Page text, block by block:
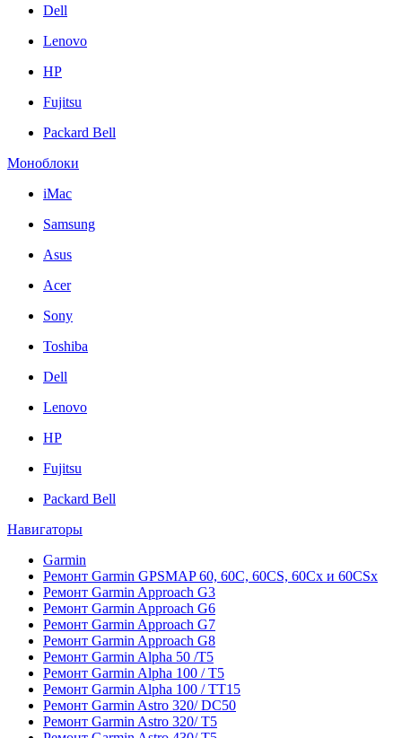
Dell
Lenovo
HP
Fujitsu
Packard Bell
Моноблоки
iMac
Samsung
Asus
Acer
Sony
Toshiba
Dell
Lenovo
HP
Fujitsu
Packard Bell
Навигаторы
Garmin
Ремонт Garmin GPSMAP 60, 60C, 60CS, 60Cx и 60CSx
Ремонт Garmin Approach G3
Ремонт Garmin Approach G6
Ремонт Garmin Approach G7
Ремонт Garmin Approach G8
Ремонт Garmin Alpha 50 /T5
Ремонт Garmin Alpha 100 / T5
Ремонт Garmin Alpha 100 / TT15
Ремонт Garmin Astro 320/ DC50
Ремонт Garmin Astro 320/ T5